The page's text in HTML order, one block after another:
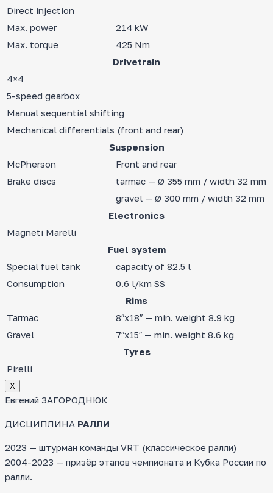
Direct injection
Max. power
214 kW
Max. torque
425 Nm
Drivetrain
4×4
5-speed gearbox
Manual sequential shifting
Mechanical differentials (front and rear)
Suspension
McPherson
Front and rear
Brake discs
tarmac — Ø 355 mm / width 32 mm
gravel — Ø 300 mm / width 32 mm
Electronics
Magneti Marelli
Fuel system
Special fuel tank
capacity of 82.5 l
Consumption
0.6 l/km SS
Rims
Tarmac
8″x18″ — min. weight 8.9 kg
Gravel
7″x15″ — min. weight 8.6 kg
Tyres
Pirelli
Х
Евгений ЗАГОРОДНЮК
ДИСЦИПЛИНА РАЛЛИ
2023 — штурман команды VRT (классическое ралли)
2004-2023 — призёр этапов чемпионата и Кубка России по
ралли.